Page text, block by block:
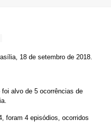
18 de setembro de 2018.
alvo de 5 ocorrências de
foram 4 episódios, ocorridos